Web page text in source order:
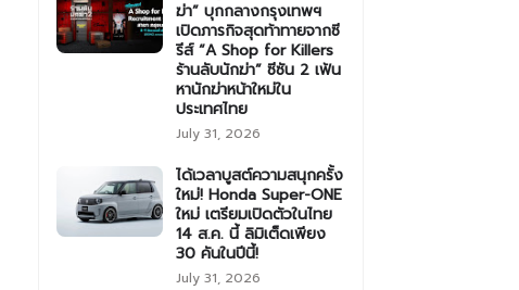
ฆ่า” บุกกลางกรุงเทพฯ
เปิดภารกิจสุดท้าทายจากซี
รีส์ “A Shop for Killers
ร้านลับนักฆ่า” ซีซัน 2 เฟ้น
หานักฆ่าหน้าใหม่ใน
ประเทศไทย
July 31, 2026
ได้เวลาบูสต์ความสนุกครั้ง
ใหม่! Honda Super-ONE
ใหม่ เตรียมเปิดตัวในไทย
14 ส.ค. นี้ ลิมิเต็ดเพียง
30 คันในปีนี้!
July 31, 2026